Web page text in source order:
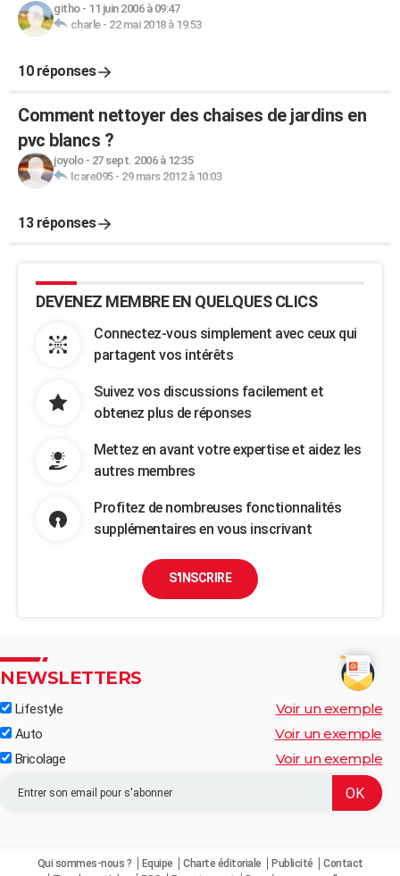
githo- 11 juin 2006 à 09:47
charle- 22 mai 2018 à 19:53
10 réponses
Comment nettoyer des chaises de jardins en
pvc blancs ?
joyolo- 27 sept. 2006 à 12:35
Icare095- 29 mars 2012 à 10:03
13 réponses
DEVENEZ MEMBRE EN QUELQUES CLICS
Connectez-vous simplement avec ceux qui
partagent vos intérêts
Suivez vos discussions facilement et
obtenez plus de réponses
Mettez en avant votre expertise et aidez les
autres membres
Profitez de nombreuses fonctionnalités
supplémentaires en vous inscrivant
S'INSCRIRE
NEWSLETTERS
Lifestyle Voir un exemple
Auto Voir un exemple
Bricolage Voir un exemple
Qui sommes-nous ? Equipe Charte éditoriale Publicité
Contact